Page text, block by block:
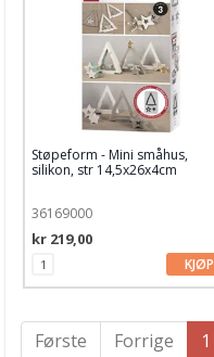
Støpeform - Mini småhus,
silikon, str 14,5x26x4cm
36169000
kr 219,00
KJØP
Første Forrige 1